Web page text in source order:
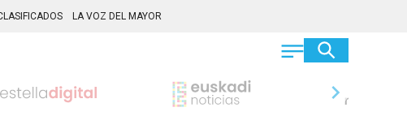
LA VOZ DEL MAYOR
chevron_right